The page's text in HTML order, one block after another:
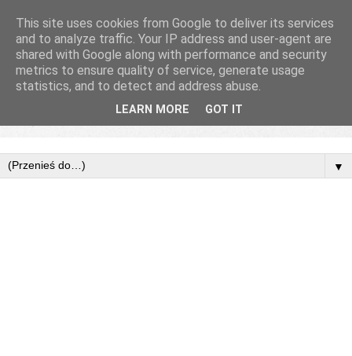
▼
This site uses cookies from Google to deliver its services
and to analyze traffic. Your IP address and user-agent are
shared with Google along with performance and security
metrics to ensure quality of service, generate usage
statistics, and to detect and address abuse.
LEARN MORE GOT IT